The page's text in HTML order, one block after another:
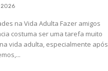
na Vida Adulta Fazer amigos
costuma ser uma tarefa muito
vida adulta, especialmente após